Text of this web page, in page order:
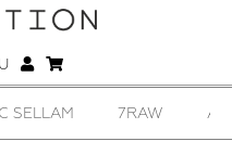
SELLAM 7RAW